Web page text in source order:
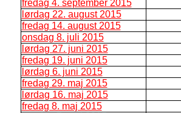
fredag 4. september 2015
lørdag 22. august 2015
fredag 14. august 2015
onsdag 8. juli 2015
lørdag 27. juni 2015
fredag 19. juni 2015
lørdag 6. juni 2015
fredag 29. maj 2015
lørdag 16. maj 2015
fredag 8. maj 2015